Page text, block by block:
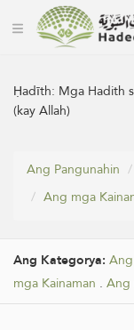
Ḥadīth: Mga Hadith
(kay Allah)
Ang Pangunahin
Ang mga
Ang Kategorya:
mga Kainaman . Ang